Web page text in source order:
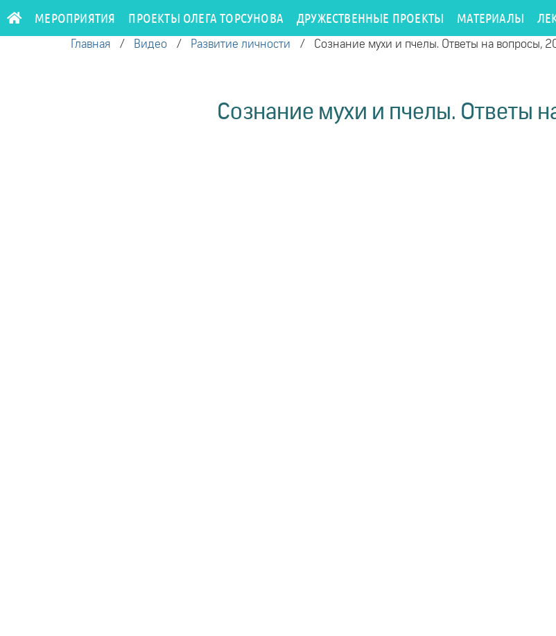
МЕРОПРИЯТИЯ ПРОЕКТЫ ОЛЕГА ТОРСУНОВА ДРУЖЕСТВЕННЫЕ ПРОЕКТЫ МАТЕРИАЛЫ
Главная / Видео / Развитие личности / Сознание мухи и пчелы. Ответы на вопросы,
Сознание мухи и пчелы. Ответы